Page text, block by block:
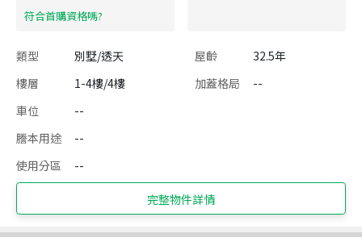
​符合首購資格嗎?
類型 別墅/透天 屋齡
32.5年
樓層
1-4樓/4樓 加蓋格局
--
車位
--
謄本用途
--
使用分區
--
完整物件詳情